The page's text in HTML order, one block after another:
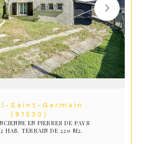
(91530)
EN PIERRES DE PAYS
HAB. TERRAIN DE 220 M2.